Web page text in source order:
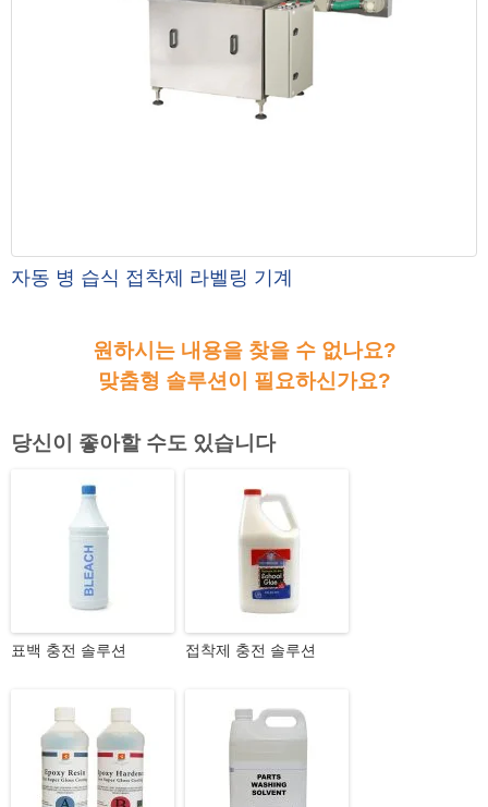
자동 병 습식 접착제 라벨링 기계
원하시는 내용을 찾을 수 없나요?
맞춤형 솔루션이 필요하신가요?
당신이 좋아할 수도 있습니다
표백 충전 솔루션 접착제 충전 솔루션